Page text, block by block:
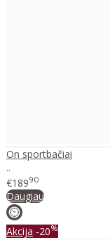
On sportbačiai
..
€18990
Daugiau
Akcija -20%